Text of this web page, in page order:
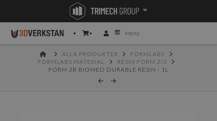
Meny
HOMEALLA PRODUKTER
FORMLABS
FORMLABS MATERIAL
RESIN FORM 2/3
FORM 3B BIOMED DURABLE RESIN - 1L